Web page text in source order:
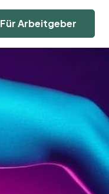
Für Arbeitgeber